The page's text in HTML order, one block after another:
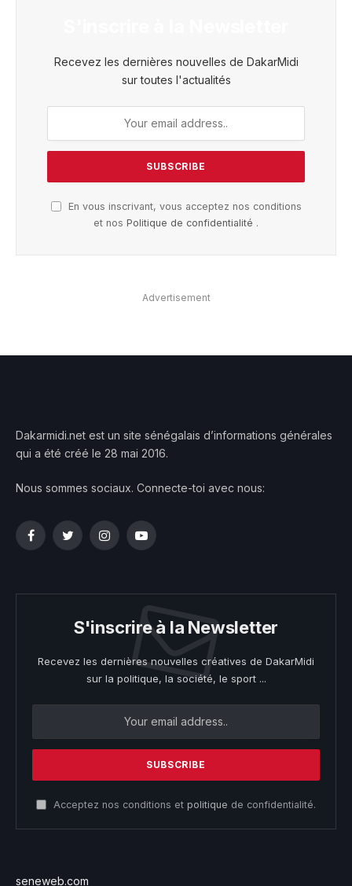
Recevez les dernières nouvelles de DakarMidi
sur toutes l'actualités
En vous inscrivant, vous acceptez nos conditions
et nos Politique de confidentialité .
Advertisement
Dakarmidi.net est un site sénégalais d’informations générales
qui a été créé le 28 mai 2016.
Nous sommes sociaux. Connecte-toi avec nous:
FacebookTwitterInstagramYouTube
S'inscrire à la Newsletter
Recevez les dernières nouvelles créatives de DakarMidi
sur la politique, la société, le sport ...
Acceptez nos conditions et politique de confidentialité.
seneweb.com